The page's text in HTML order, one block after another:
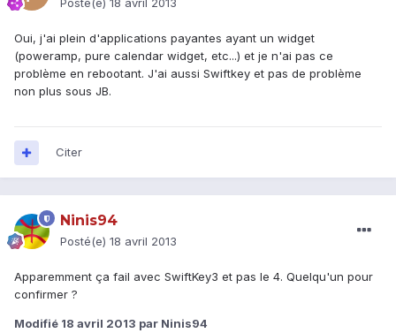
Posté(e) 18 avril 2013
Oui, j'ai plein d'applications payantes ayant un widget
(poweramp, pure calendar widget, etc...) et je n'ai pas ce
problème en rebootant. J'ai aussi Swiftkey et pas de problème
non plus sous JB.
Citer
Ninis94
Posté(e) 18 avril 2013
Apparemment ça fail avec SwiftKey3 et pas le 4. Quelqu'un pour
confirmer ?
Modifié 18 avril 2013 par Ninis94